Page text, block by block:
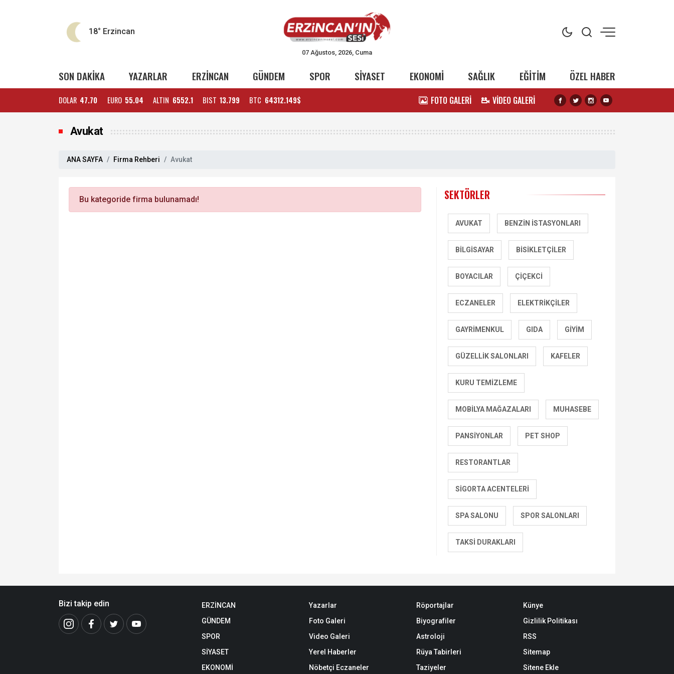
18° Erzincan
07 Ağustos, 2026, Cuma
SON DAKİKA YAZARLAR ERZİNCAN GÜNDEM SPOR SİYASET EKONOMİ SAĞLIK EĞİTİM ÖZEL HABER
DOLAR 47.70 EURO 55.04 ALTIN 6552.1 BIST 13.799 BTC 64312.149$ FOTO GALERİ VİDEO GALERİ
Avukat
ANA SAYFA Firma Rehberi Avukat
Bu kategoride firma bulunamadı! SEKTÖRLER
AVUKAT BENZIN İSTASYONLARI
BILGISAYAR BISIKLETÇILER
BOYACILAR ÇIÇEKCI
ECZANELER ELEKTRIKÇILER
GAYRIMENKUL GIDA GIYIM
GÜZELLIK SALONLARI KAFELER
KURU TEMIZLEME
MOBILYA MAĞAZALARI MUHASEBE
PANSIYONLAR PET SHOP
RESTORANTLAR
SIGORTA ACENTELERI
SPA SALONU SPOR SALONLARI
TAKSI DURAKLARI
Bizi takip edin
ERZİNCAN
GÜNDEM
SPOR
SİYASET
EKONOMİ
Yazarlar
Foto Galeri
Video Galeri
Yerel Haberler
Nöbetçi Eczaneler
Röportajlar
Biyografiler
Astroloji
Rüya Tabirleri
Taziyeler
Künye
Gizlilik Politikası
RSS
Sitemap
Sitene Ekle